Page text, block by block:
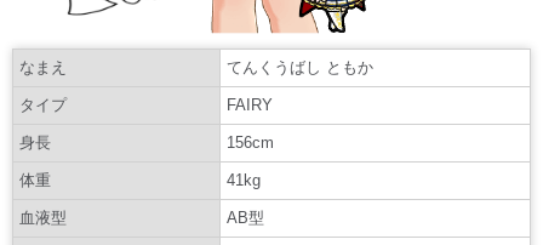
なまえ てんくうばし ともか
タイプ FAIRY
身長 156cm
体重 41kg
血液型 AB型